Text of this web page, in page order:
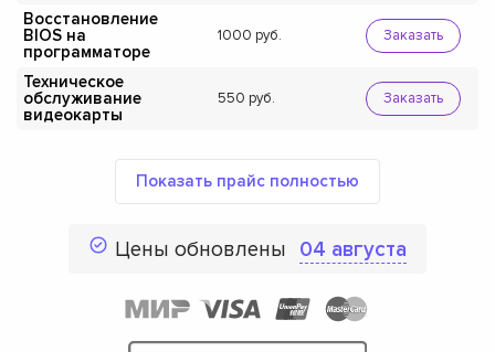
Восстановление
BIOS на
программаторе
1000 Заказать
Техническое
обслуживание
видеокарты
550 Заказать
Показать прайс полностью
Цены обновлены 04 августа